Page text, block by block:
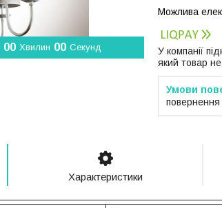
00 Хвилин 00 Секунд
У компанії
який товар
повернення
Характеристики